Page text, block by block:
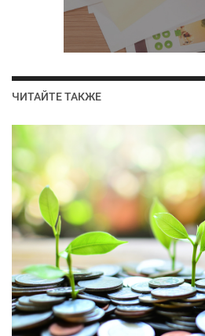
ЧИТАЙТЕ ТАКЖЕ